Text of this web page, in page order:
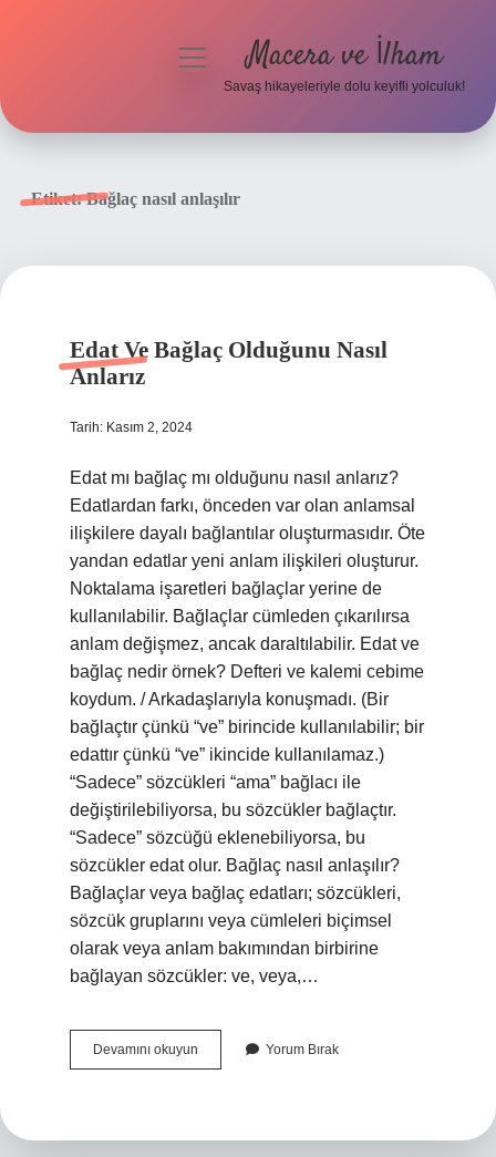
menüyüMacera ve İlham
Savaş hikayeleriyle dolu keyifli yolculuk!
Etiket:Bağlaç nasıl anlaşılır
Edat Ve Bağlaç Olduğunu Nasıl
Anlarız
Tarih: Kasım 2, 2024
Edat mı bağlaç mı olduğunu nasıl anlarız?
Edatlardan farkı, önceden var olan anlamsal
ilişkilere dayalı bağlantılar oluşturmasıdır. Öte
yandan edatlar yeni anlam ilişkileri oluşturur.
Noktalama işaretleri bağlaçlar yerine de
kullanılabilir. Bağlaçlar cümleden çıkarılırsa
anlam değişmez, ancak daraltılabilir. Edat ve
bağlaç nedir örnek? Defteri ve kalemi cebime
koydum. / Arkadaşlarıyla konuşmadı. (Bir
bağlaçtır çünkü “ve” birincide kullanılabilir; bir
edattır çünkü “ve” ikincide kullanılamaz.)
“Sadece” sözcükleri “ama” bağlacı ile
değiştirilebiliyorsa, bu sözcükler bağlaçtır.
“Sadece” sözcüğü eklenebiliyorsa, bu
sözcükler edat olur. Bağlaç nasıl anlaşılır?
Bağlaçlar veya bağlaç edatları; sözcükleri,
sözcük gruplarını veya cümleleri biçimsel
olarak veya anlam bakımından birbirine
bağlayan sözcükler: ve, veya,…
Devamını okuyun
Ve
Yorum Bırak